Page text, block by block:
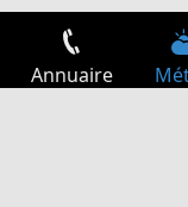
Annuaire